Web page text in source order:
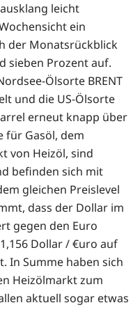
leicht
ein
der Monatsrückblick
sieben Prozent auf.
Ölsorte BRENT
und die US-Ölsorte
erneut knapp über
für Gasöl, dem
von Heizöl, sind
befinden sich mit
gleichen Preislevel
dass der Dollar im
gegen den Euro
Dollar / €uro auf
In Summe haben sich
Heizölmarkt zum
aktuell sogar etwas